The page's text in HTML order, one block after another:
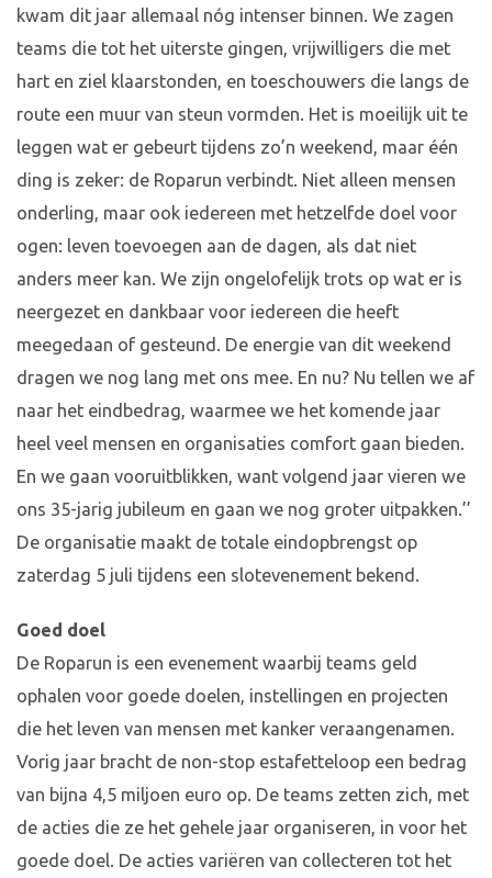
kwam dit jaar allemaal nóg intenser binnen. We zagen
teams die tot het uiterste gingen, vrijwilligers die met
hart en ziel klaarstonden, en toeschouwers die langs de
route een muur van steun vormden. Het is moeilijk uit te
leggen wat er gebeurt tijdens zo’n weekend, maar één
ding is zeker: de Roparun verbindt. Niet alleen mensen
onderling, maar ook iedereen met hetzelfde doel voor
ogen: leven toevoegen aan de dagen, als dat niet
anders meer kan. We zijn ongelofelijk trots op wat er is
neergezet en dankbaar voor iedereen die heeft
meegedaan of gesteund. De energie van dit weekend
dragen we nog lang met ons mee. En nu? Nu tellen we af
naar het eindbedrag, waarmee we het komende jaar
heel veel mensen en organisaties comfort gaan bieden.
En we gaan vooruitblikken, want volgend jaar vieren we
ons 35-jarig jubileum en gaan we nog groter uitpakken.’’
De organisatie maakt de totale eindopbrengst op
zaterdag 5 juli tijdens een slotevenement bekend.
Goed doel
De Roparun is een evenement waarbij teams geld
ophalen voor goede doelen, instellingen en projecten
die het leven van mensen met kanker veraangenamen.
Vorig jaar bracht de non-stop estafetteloop een bedrag
van bijna 4,5 miljoen euro op. De teams zetten zich, met
de acties die ze het gehele jaar organiseren, in voor het
goede doel. De acties variëren van collecteren tot het